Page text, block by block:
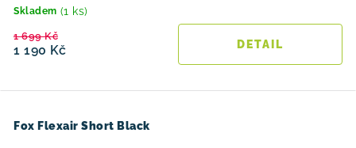
Skladem (1 ks)
1 190 Kč
1 699 Kč
Fox Flexair Short Black